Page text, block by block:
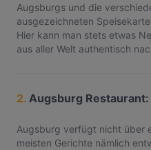
Augsburgs und die
ausgezeichneten
Hier kann man stets etwas
aus aller Welt authentisch
2. Augsburg
Augsburg verfügt nicht über
meisten Gerichte nämlich